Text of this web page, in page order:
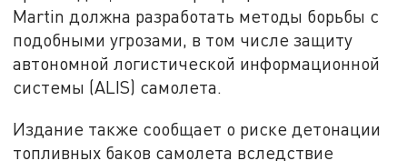
Martin должна разработать методы борьбы с
подобными угрозами, в том числе защиту
автономной логистической информационной
системы (ALIS) самолета.
Издание также сообщает о риске детонации
топливных баков самолета вследствие